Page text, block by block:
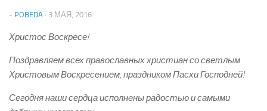
- POBEDA · 3 МАЯ, 2016
Христос Воскресе!
Поздравляем всех православных христиан со светлым
Христовым Воскресением, праздником Пасхи Господней!
Сегодня наши сердца исполнены радостью и самыми